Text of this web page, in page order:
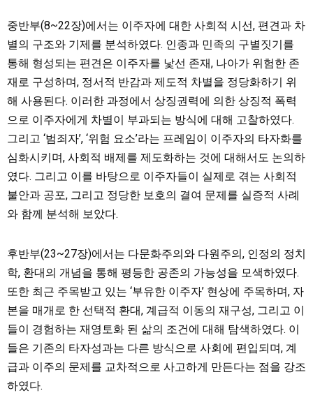
중반부(8~22장)에서는 이주자에 대한 사회적 시선, 편견과 차
별의 구조와 기제를 분석하였다. 인종과 민족의 구별짓기를
통해 형성되는 편견은 이주자를 낯선 존재, 나아가 위험한 존
재로 구성하며, 정서적 반감과 제도적 차별을 정당화하기 위
해 사용된다. 이러한 과정에서 상징권력에 의한 상징적 폭력
으로 이주자에게 차별이 부과되는 방식에 대해 고찰하였다.
그리고 ‘범죄자’, ‘위험 요소’라는 프레임이 이주자의 타자화를
심화시키며, 사회적 배제를 제도화하는 것에 대해서도 논의하
였다. 그리고 이를 바탕으로 이주자들이 실제로 겪는 사회적
불안과 공포, 그리고 정당한 보호의 결여 문제를 실증적 사례
와 함께 분석해 보았다.
후반부(23~27장)에서는 다문화주의와 다원주의, 인정의 정치
학, 환대의 개념을 통해 평등한 공존의 가능성을 모색하였다.
또한 최근 주목받고 있는 ‘부유한 이주자’ 현상에 주목하며, 자
본을 매개로 한 선택적 환대, 계급적 이동의 재구성, 그리고 이
들이 경험하는 재영토화 된 삶의 조건에 대해 탐색하였다. 이
들은 기존의 타자성과는 다른 방식으로 사회에 편입되며, 계
급과 이주의 문제를 교차적으로 사고하게 만든다는 점을 강조
하였다.